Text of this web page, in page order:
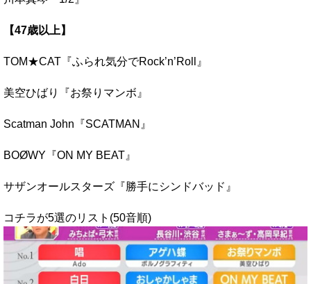
【47歳以上】
TOM★CAT『ふられ気分でRock’n’Roll』
美空ひばり『お祭りマンボ』
Scatman John『SCATMAN』
BOØWY『ON MY BEAT』
サザンオールスターズ『勝手にシンドバッド』
コチラが5選のリスト(50音順)